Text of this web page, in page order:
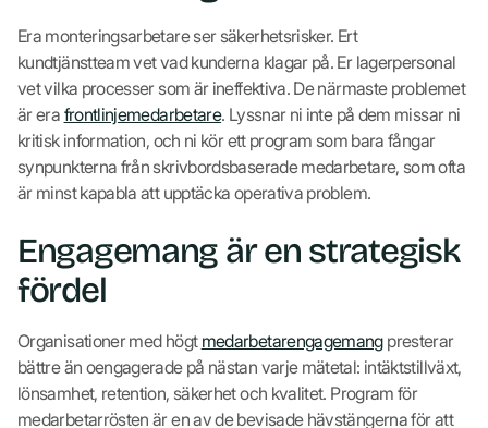
Era monteringsarbetare ser säkerhetsrisker. Ert
kundtjänstteam vet vad kunderna klagar på. Er lagerpersonal
vet vilka processer som är ineffektiva. De närmaste problemet
är era frontlinjemedarbetare. Lyssnar ni inte på dem missar ni
kritisk information, och ni kör ett program som bara fångar
synpunkterna från skrivbordsbaserade medarbetare, som ofta
är minst kapabla att upptäcka operativa problem.
Engagemang är en strategisk
fördel
Organisationer med högt medarbetarengagemangpresterar
bättre än oengagerade på nästan varje mätetal: intäktstillväxt,
lönsamhet, retention, säkerhet och kvalitet. Program för
medarbetarrösten är en av de bevisade hävstängerna för att